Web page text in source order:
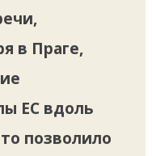
в Праге,
ЕС вдоль
позволило